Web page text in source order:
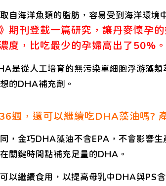
自海洋魚類的脂肪，容易受到海洋環境
期刊登載一篇研究，讓丹麥懷孕
度，比吃最少的孕婦高出了50%。
是從人工培育的無污染單細胞浮游藻
的DHA補充劑。
週，還可以繼續吃DHA藻油嗎?
，金巧DHA藻油不含EPA，不會影響
關鍵時間點補充足量的DHA。
以繼續食用，以提高母乳中DHA與PS